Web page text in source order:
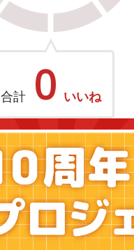
合計 0 いいね